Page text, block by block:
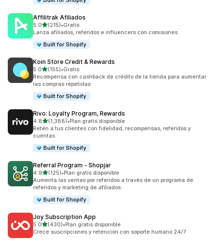
Affilitrak Afiliados
5.0de 5 estrellas
(215)
215 reseñas en total
•Gratis
Lanza afiliados, referidos e influencers con comisiones
Built for Shopify
Koin Store Credit & Rewards
5.0de 5 estrellas
(155)
155 reseñas en total
•Gratis
Recompensa con cashback de crédito de la tienda para aumentar
las compras repetidas
Built for Shopify
Rivo: Loyalty Program, Rewards
4.8de 5 estrellas
(1,388)
1388 reseñas en total
•Plan gratis disponible
Retén a tus clientes con fidelidad, recompensas, referidos y
cuentas
Built for Shopify
Referral Program ‑ Shopjar
4.9de 5 estrellas
(125)
125 reseñas en total
•Plan gratis disponible
Aumenta las ventas por referidos a través de un programa de
referidos y marketing de afiliados.
Built for Shopify
Joy Subscription App
5.0de 5 estrellas
(430)
430 reseñas en total
•Plan gratis disponible
Crece suscripciones y retención con soporte humano 24/7